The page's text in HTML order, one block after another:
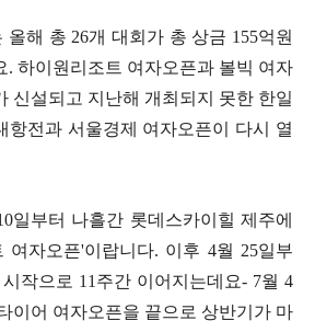
해 총 26개 대회가 총 상금 155억원
. 하이원리조트 여자오픈과 볼빅 여자
신설되고 지난해 개최되지 못한 한일
항전과 서울경제 여자오픈이 다시 열
일부터 나흘간 롯데스카이힐 제주에
여자오픈'이랍니다. 이후 4월 25일부
작으로 11주간 이어지는데요- 7월 4
이어 여자오픈을 끝으로 상반기가 마